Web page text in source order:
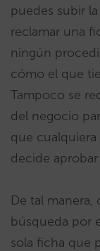
puedes subir
reclamar una
ningún
cómo el que
Tampoco se
del negocio
que
decide
De tal manera,
búsqueda por
sola ficha que